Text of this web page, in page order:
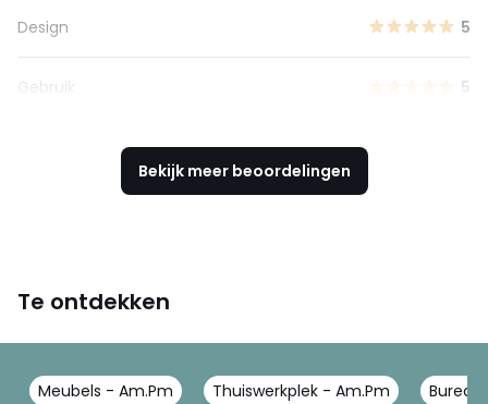
Design 5
Gebruik 5
Bekijk meer beoordelingen
Te ontdekken
Meubels - Am.Pm Thuiswerkplek - Am.Pm